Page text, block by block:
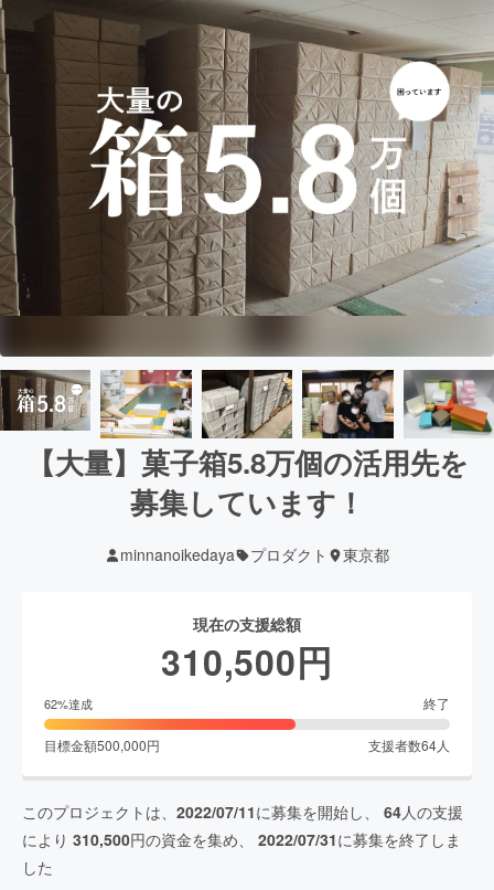
【大量】菓子箱5.8万個の活用先を
募集しています！
minnanoikedaya プロダクト 東京都
現在の支援総額
310,500円
62%達成 終了
目標金額500,000円 支援者数64人
このプロジェクトは、 2022/07/11に募集を開始し、 64人の支援
により 310,500円の資金を集め、 2022/07/31に募集を終了しま
した